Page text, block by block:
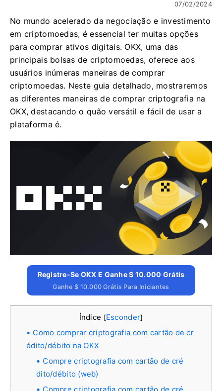
07/02/2024
No mundo acelerado da negociação e investimento
em criptomoedas, é essencial ter muitas opções
para comprar ativos digitais. OKX, uma das
principais bolsas de criptomoedas, oferece aos
usuários inúmeras maneiras de comprar
criptomoedas. Neste guia detalhado, mostraremos
as diferentes maneiras de comprar criptografia na
OKX, destacando o quão versátil e fácil de usar a
plataforma é.
Registre-Se OKX E Ganhe $ 10.000 Grátis
Ganhe $ 10.000 Grátis Para Iniciantes
Índice [Esconder]
Como comprar criptografia com cartão de cr
édito/débito na OKX
Compre criptografia com cartão de cré
dito/débito (web)
Compre criptografia com cartão de cré